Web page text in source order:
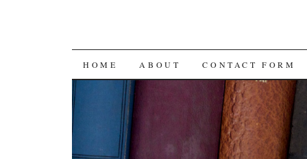
SKIP
CONTENT
HOME ABOUT CONTACT FORM